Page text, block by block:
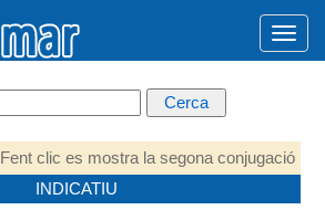
Fent clic es mostra la segona conjugació
INDICATIU